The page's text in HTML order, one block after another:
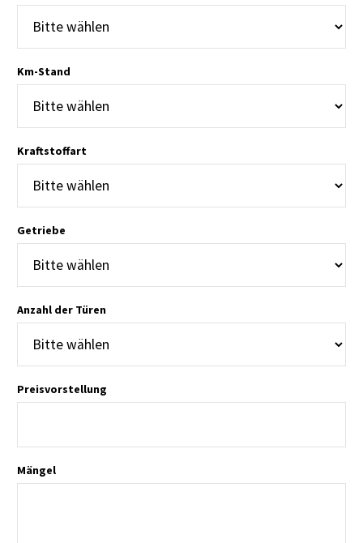
Km-Stand
Kraftstoffart
Getriebe
Anzahl der Türen
Preisvorstellung
Mängel